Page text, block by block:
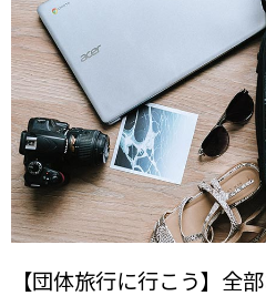
【団体旅行に行こう】全